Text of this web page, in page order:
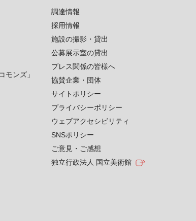
モンズ」
調達情報
採用情報
施設の撮影・貸出
公募展示室の貸出
プレス関係の皆様へ
協賛企業・団体
サイトポリシー
プライバシーポリシー
ウェブアクセシビリティ
SNSポリシー
ご意見・ご感想
独立行政法人 国立美術館